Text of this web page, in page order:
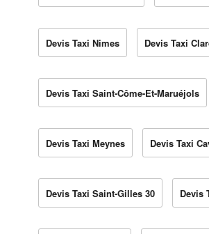
Devis Taxi Nimes Devis Taxi
Devis Taxi Saint-Côme-Et-Maruéjols
Devis Taxi Meynes Devis Taxi
Devis Taxi Saint-Gilles 30 Devis